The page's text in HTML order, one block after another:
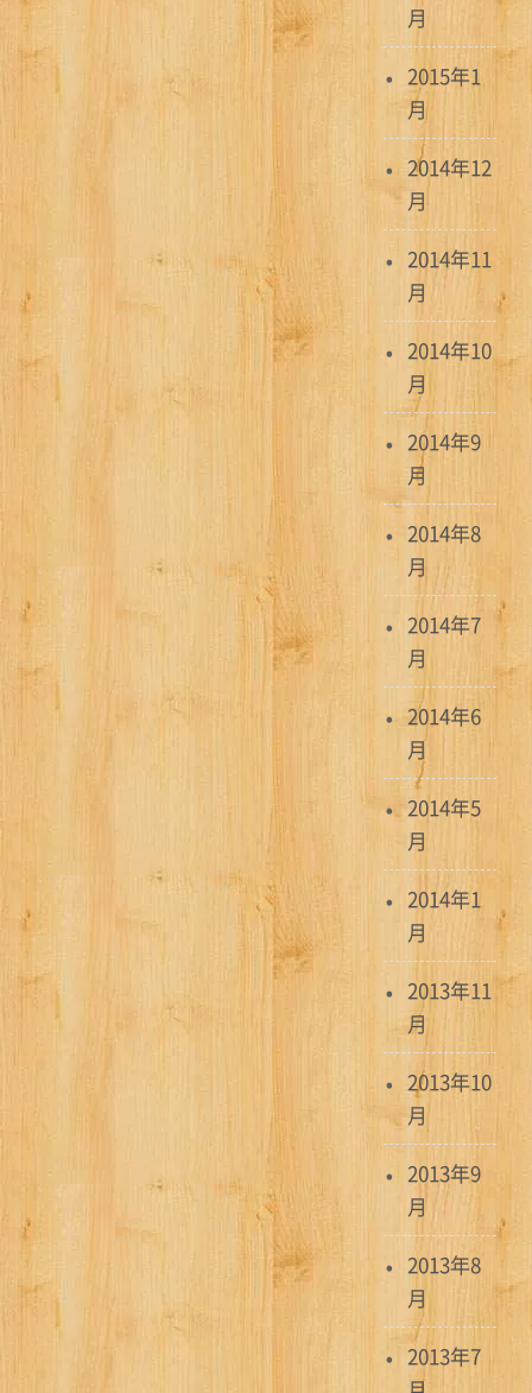
月
2015年1
月
2014年12
月
2014年11
月
2014年10
月
2014年9
月
2014年8
月
2014年7
月
2014年6
月
2014年5
月
2014年1
月
2013年11
月
2013年10
月
2013年9
月
2013年8
月
2013年7